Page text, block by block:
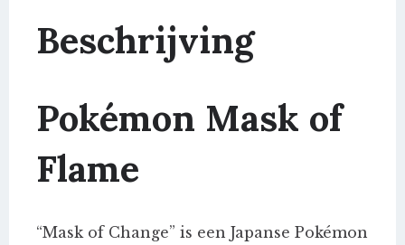
Beschrijving
Pokémon Mask of
Flame
“Mask of Change” is een Japanse Pokémon